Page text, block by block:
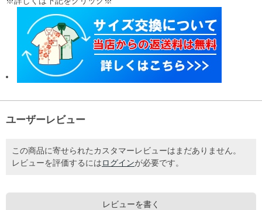
ユーザーレビュー
この商品に寄せられたカスタマーレビューはまだありません。
レビューを評価するには ログインが必要です。
レビューを書く